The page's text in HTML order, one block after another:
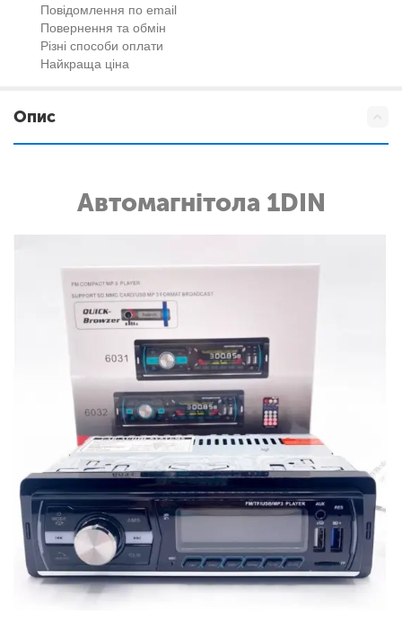
Повідомлення по email
Повернення та обмін
Різні способи оплати
Найкраща ціна
Опис
Автомагнітола 1DIN